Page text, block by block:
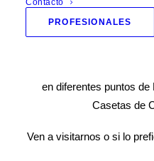
Contacto
PROFESIONALES
en diferentes puntos
Casetas de
Ven a visitarnos o si lo